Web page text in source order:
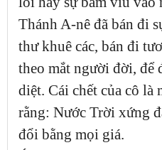
Thánh A-nê đã bán đi
thư khuê các, bán đi
theo mắt người đời, để
diệt. Cái chết của cô
rằng: Nước Trời xứng
đổi bằng mọi giá.